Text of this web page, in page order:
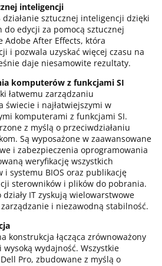
inteligencji
działanie sztucznej inteligencji dzięki
edycji za pomocą sztucznej
After Effects, która
i pozwala uzyskać więcej czasu na
daje niesamowite rezultaty.
komputerów z funkcjami SI
łatwemu zarządzaniu
świecie i najłatwiejszymi w
komputerami z funkcjami SI.
z myślą o przeciwdziałaniu
Są wyposażone w zaawansowane
i zabezpieczenia oprogramowania
weryfikację wszystkich
systemu BIOS oraz publikację
sterowników i plików do pobrania.
IT zyskują wielowarstwowe
i niezawodną stabilność.
konstrukcja łącząca zrównoważony
wydajność. Wszystkie
Pro, zbudowane z myślą o